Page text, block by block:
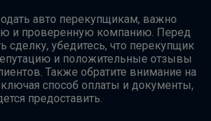
авто перекупщикам, важно
и проверенную компанию. Перед
сделку, убедитесь, что перекупщик
и положительные отзывы
Также обратите внимание на
способ оплаты и документы,
предоставить.